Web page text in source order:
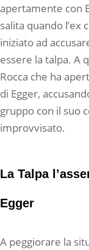
apertamente con
salita quando l’ex
iniziato ad
essere la talpa. A
Rocca che ha
di Egger,
gruppo con il suo
improvvisato.
La Talpa
Egger
A peggiorare la